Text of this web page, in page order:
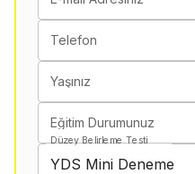
Telefon
Yaşınız
Eğitim Durumunuz
Düzey Belirleme Testi
YDS Mini Deneme